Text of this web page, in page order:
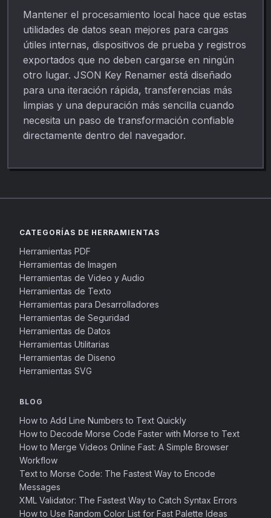
Mantener el procesamiento local hace que estas
utilidades de datos sean mejores para cargas
útiles internas, dispositivos de prueba y registros
exportados que no deben cargarse en ningún
otro lugar. JSON Key Renamer está diseñado
para una iteración rápida, transferencias más
limpias y una depuración más sencilla cuando
necesita un paso de transformación confiable
directamente dentro del navegador.
CATEGORÍAS DE HERRAMIENTAS
Herramientas PDF
Herramientas de Imagen
Herramientas de Video y Audio
Herramientas de Texto
Herramientas para Desarrolladores
Herramientas de Seguridad
Herramientas de Datos
Herramientas Utilitarias
Herramientas de Diseno
Herramientas SVG
BLOG
How to Add Line Numbers to Text Quickly
How to Decode Morse Code Faster with Morse to Text
How to Merge Videos Online Fast: A Simple Browser
Workflow
Text to Morse Code: The Fastest Way to Encode
Messages
XML Validator: The Fastest Way to Catch Syntax Errors
How to Use Random Color List for Fast Palette Ideas